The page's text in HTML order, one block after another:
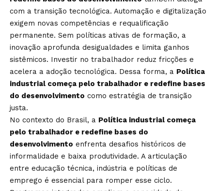
com a transição tecnológica. Automação e digitalização
exigem novas competências e requalificação
permanente. Sem políticas ativas de formação, a
inovação aprofunda desigualdades e limita ganhos
sistêmicos. Investir no trabalhador reduz fricções e
acelera a adoção tecnológica. Dessa forma, a Política
industrial começa pelo trabalhador e redefine bases
do desenvolvimento como estratégia de transição
justa.
No contexto do Brasil, a Política industrial começa
pelo trabalhador e redefine bases do
desenvolvimento enfrenta desafios históricos de
informalidade e baixa produtividade. A articulação
entre educação técnica, indústria e políticas de
emprego é essencial para romper esse ciclo.